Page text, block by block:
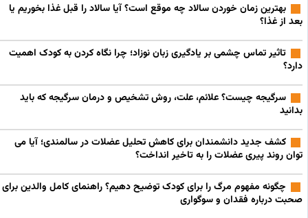
بهترین زمان خوردن سالاد چه موقع است؟ آیا سالاد را قبل غذا بخوریم یا
بعد از غذا؟
تاثیر تماس چشمی بر یادگیری زبان نوزاد؛ چرا نگاه کردن به کودک اهمیت
دارد؟
سرگیجه چیست؟ علائم، علت، روش تشخیص و درمان سرگیجه که باید
بدانید
کشف جدید دانشمندان برای کاهش تحلیل عضلات در سالمندی؛ آیا می
توان روند پیری عضلات را به تاخیر انداخت؟
چگونه مفهوم مرگ را برای کودک توضیح دهیم؟ راهنمای کامل والدین برای
صحبت درباره فقدان و سوگواری